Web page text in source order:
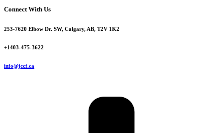
Connect With Us
253-7620 Elbow Dr. SW, Calgary, AB, T2V 1K2
+1403-475-3622
info@jccf.ca